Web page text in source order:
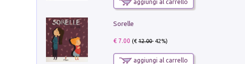
aggiungi al carrello
Sorelle
€ 7.00 (€12.00- 42%)
aggiungi al carrello